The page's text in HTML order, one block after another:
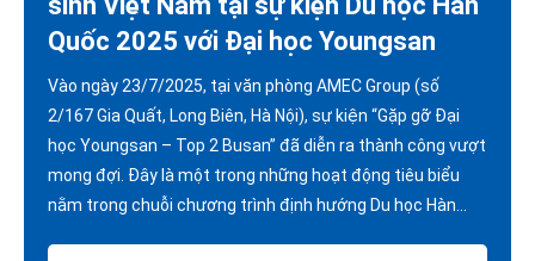
Quốc 2025 với Đại học Youngsan
Vào ngày 23/7/2025, tại văn phòng AMEC Group (số
2/167 Gia Quất, Long Biên, Hà Nội), sự kiện “Gặp gỡ Đại
học Youngsan – Top 2 Busan” đã diễn ra thành công vượt
mong đợi. Đây là một trong những hoạt động tiêu biểu
nằm trong chuỗi chương trình định hướng Du học Hàn